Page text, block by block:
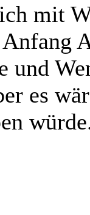
mit
und
es